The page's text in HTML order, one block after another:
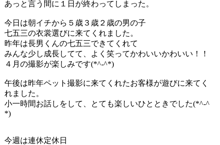
あっと言う間に１日が終わってしまった。
今日は朝イチから５歳３歳２歳の男の子
七五三の衣裳選びに来てくれました。
昨年は長男くんの七五三できてくれて
みんな少し成長してて、よく笑ってかわいいかわいい！！
４月の撮影が楽しみです(*^-^*)
午後は昨年ペット撮影に来てくれたお客様が遊びに来てく
れました。
小一時間お話しをして、とても楽しいひとときでした(*^-^
*)
今週は連休定休日